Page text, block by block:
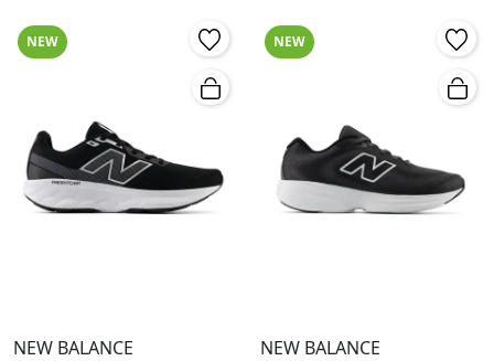
NEW
NEW BALANCE
NEW
NEW BALANCE